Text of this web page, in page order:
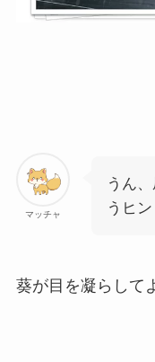
マッチャ
うん
うヒ
葵が目を凝らして